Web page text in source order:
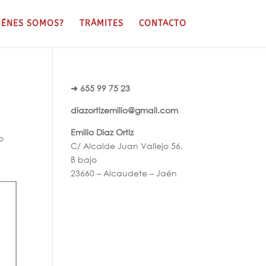
SOMOS? TRÁMITES CONTACTO
➜ 655 99 75 23
diazortizemilio@gmail.com
Emilio Diaz Ortiz
C/ Alcalde Juan Vallejo 56,
B bajo
23660 – Alcaudete – Jaén